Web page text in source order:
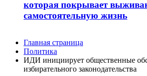
которая покрывает
самостоятельную жизнь
Главная страница
Политика
ИДИ инициирует общественные
избирательного законодательства